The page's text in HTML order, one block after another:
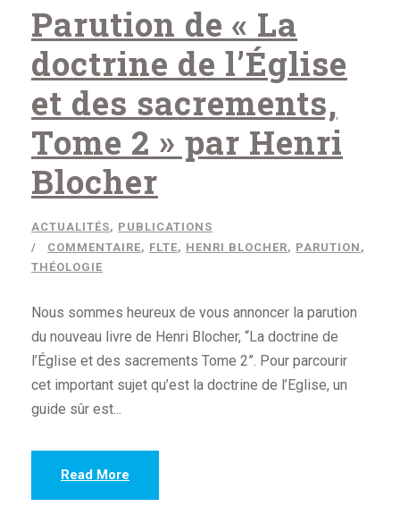
Parution de « La
doctrine de l’Église
et des sacrements,
Tome 2 » par Henri
Blocher
ACTUALITÉS, PUBLICATIONS
COMMENTAIRE, FLTE, HENRI BLOCHER, PARUTION ,
THÉOLOGIE
Nous sommes heureux de vous annoncer la parution
du nouveau livre de Henri Blocher, “La doctrine de
l’Église et des sacrements Tome 2”. Pour parcourir
cet important sujet qu’est la doctrine de l’Eglise, un
guide sûr est...
Read More